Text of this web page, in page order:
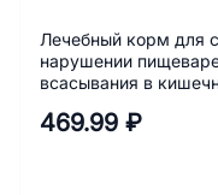
Лечебный корм для
нарушении
всасывания в
Farmina Vet Life
469.99 ₽